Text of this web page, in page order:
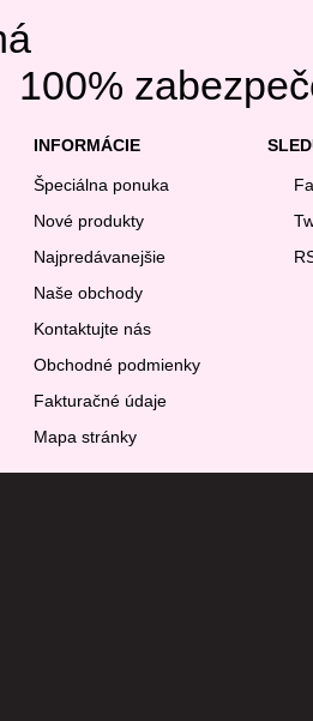
100%
INFORMÁCIE
Špeciálna ponuka
Nové produkty
Najpredávanejšie
Naše obchody
Kontaktujte nás
Obchodné podmienky
Fakturačné údaje
Mapa stránky